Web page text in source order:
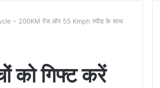
– 200KM रेंज और 55 Kmph स्पीड के साथ
को गिफ्ट करें